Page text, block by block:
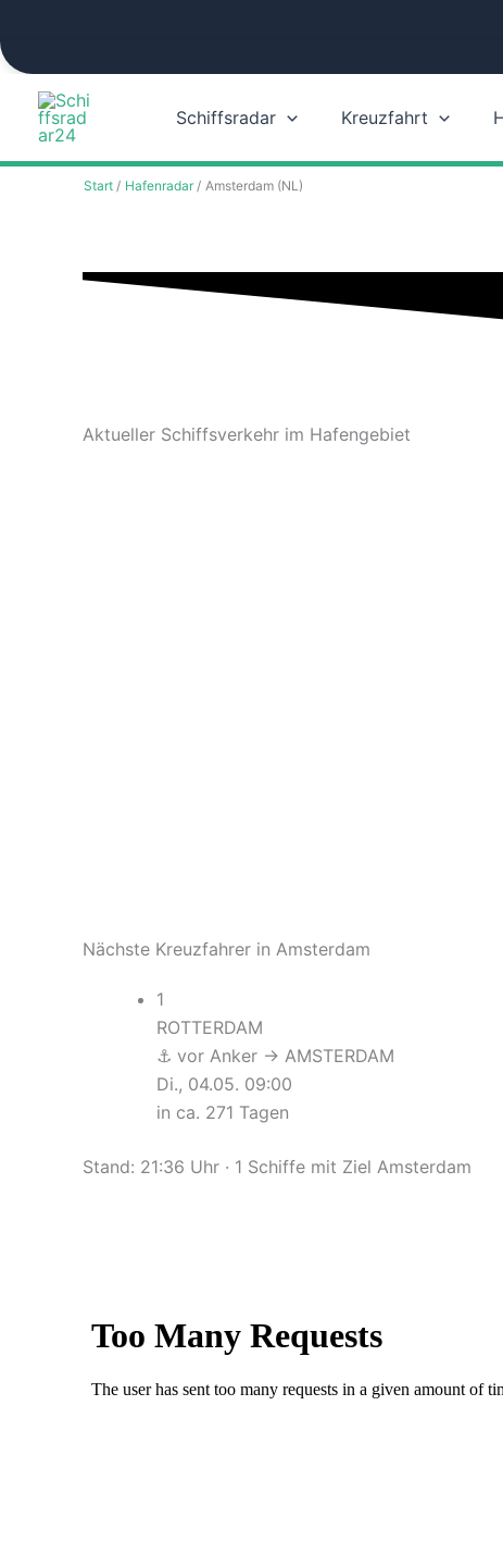
Zum
springen
Schiffsradar Kreuzfahrt
Start Hafenradar Amsterdam (NL)
Aktueller Schiffsverkehr im Hafengebiet
Nächste Kreuzfahrer in Amsterdam
1
ROTTERDAM
⚓ vor Anker → AMSTERDAM
Di., 04.05. 09:00
in ca. 271 Tagen
Stand: 21:36 Uhr · 1 Schiffe mit Ziel Amsterdam